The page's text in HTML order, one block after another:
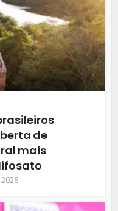
de
mais